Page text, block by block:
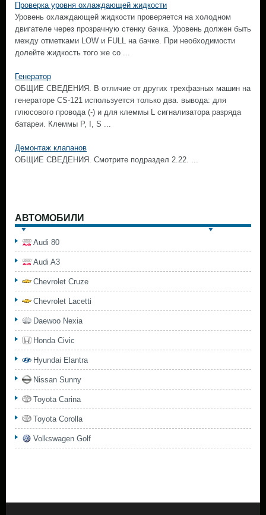
Проверка уровня охлаждающей жидкости
Уровень охлаждающей жидкости проверяется на холодном
двигателе через прозрачную стенку бачка. Уровень должен быть
между отметками LOW и FULL на бачке. При необходимости
долейте жидкость того же со ...
Генератор
ОБЩИЕ СВЕДЕНИЯ. В отличие от других трехфазных машин на
генераторе CS-121 используется только два. вывода: для
плюсового провода (-) и для клеммы L сигнализатора разряда
батареи. Клеммы Р, I, S ...
Демонтаж клапанов
ОБЩИЕ СВЕДЕНИЯ. Смотрите подраздел 2.22. ...
АВТОМОБИЛИ
Audi 80
Audi A3
Chevrolet Cruze
Chevrolet Lacetti
Daewoo Nexia
Honda Civic
Hyundai Elantra
Nissan Sunny
Toyota Carina
Toyota Corolla
Volkswagen Golf